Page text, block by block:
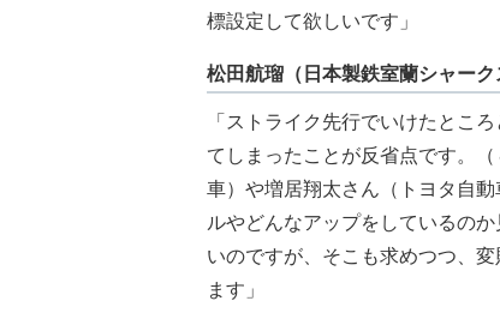
標設定して欲しいです」
松田航瑠（日本製鉄室蘭シャーク
「ストライク先行でいけたとこ
てしまったことが反省点です。
車）や増居翔太さん（トヨタ自
ルやどんなアップをしているの
いのですが、そこも求めつつ、
ます」